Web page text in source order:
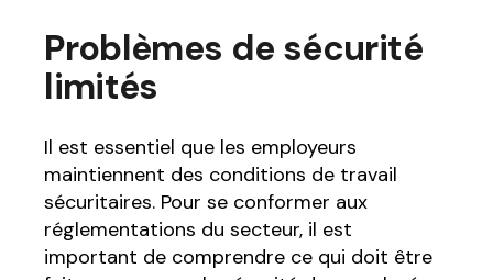
Problèmes de sécurité
limités
Il est essentiel que les employeurs
maintiennent des conditions de travail
sécuritaires. Pour se conformer aux
réglementations du secteur, il est
important de comprendre ce qui doit être